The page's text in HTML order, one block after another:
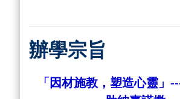
辦學宗旨
「因材施教，塑造心靈」